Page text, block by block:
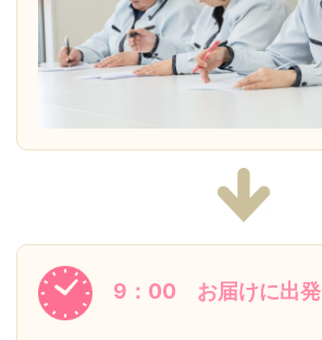
9：00 お届けに出発